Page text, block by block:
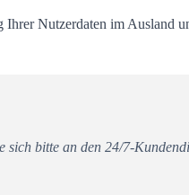
Ihrer Nutzerdaten im
sich bitte an den 24/7-